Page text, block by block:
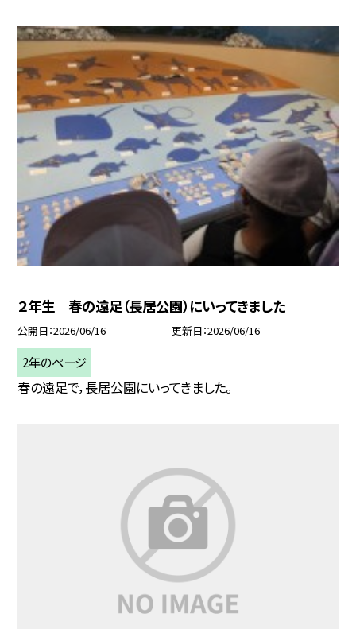
２年生 春の遠足（長居公園）にいってきました
公開日 2026/06/16 更新日 2026/06/16
2年のページ
春の遠足で，長居公園にいってきました。